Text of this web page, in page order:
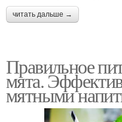
читать дальше →
Правильное
мята.
мятными